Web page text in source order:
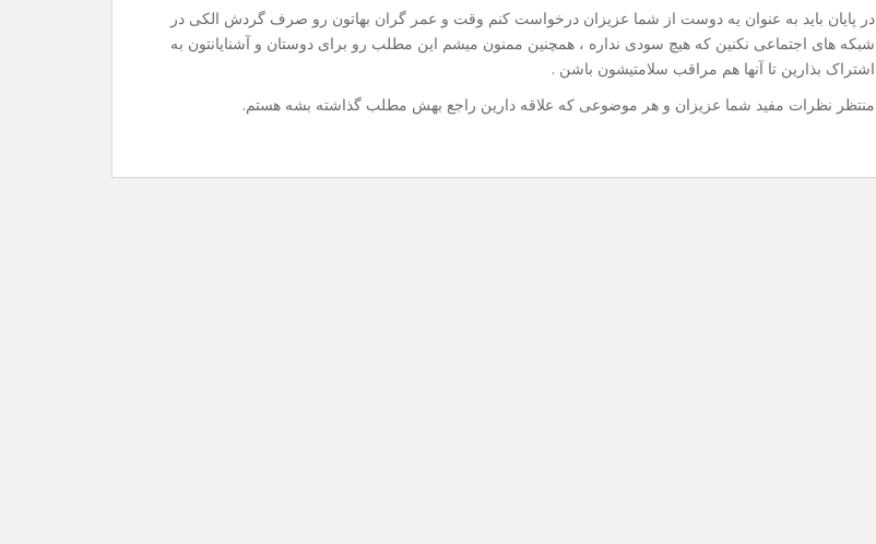
در پایان باید به عنوان یه دوست از شما عزیزان درخواست کنم وقت و عمر گران بهاتون رو صرف گردش الکی در
شبکه های اجتماعی نکنین که هیچ سودی نداره ، همچنین ممنون میشم این مطلب رو برای دوستان و آشنایانتون به
اشتراک بذارین تا آنها هم مراقب سلامتیشون باشن .
منتظر نظرات مفید شما عزیزان و هر موضوعی که علاقه دارین راجع بهش مطلب گذاشته بشه هستم.